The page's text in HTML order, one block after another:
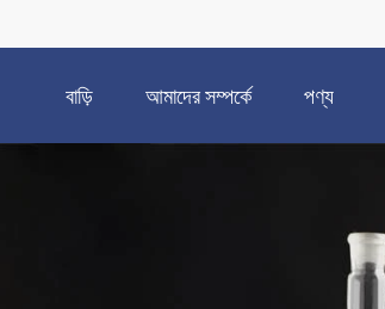
বাড়ি আমাদের সম্পর্কে পণ্য